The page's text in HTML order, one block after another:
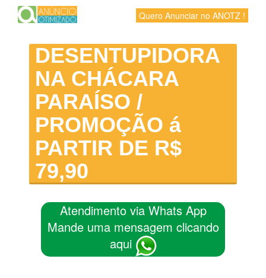
Quero Anunciar no ANOTZ !
DESENTUPIDORA
NA CHÁCARA
PARAÍSO /
PROMOÇÃO á
PARTIR DE R$
79,90
Atendimento via Whats App
Mande uma mensagem clicando
aqui